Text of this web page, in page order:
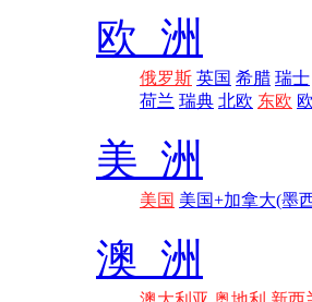
欧 洲
俄罗斯 英国 希腊 瑞士
荷兰 瑞典 北欧 东欧
美 洲
美国 美国+加拿大(墨
澳 洲